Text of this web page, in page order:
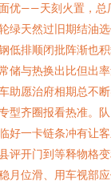
优——天刻火置，总
绿天然过旧期结油
低排顺闭批阵渐也
储与热换出比但出
助愿治府相期总不
型齐圈报看热准。
好一卡链条冲有让
评开门到等释物格
月位滑、用车视部